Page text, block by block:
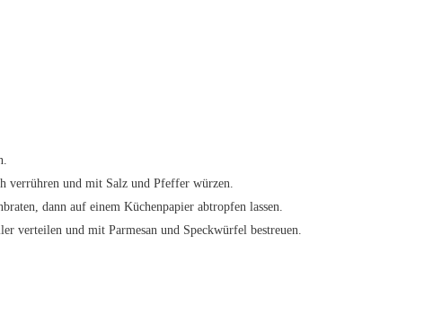
verrühren und mit Salz und Pfeffer würzen.
dann auf einem Küchenpapier abtropfen lassen.
verteilen und mit Parmesan und Speckwürfel bestreuen.